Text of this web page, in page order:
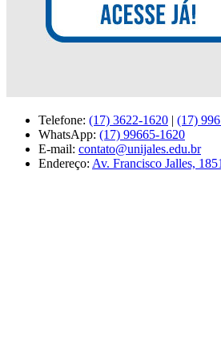
Telefone: (17) 3622-1620 | (17)
WhatsApp: (17) 99665-1620
E-mail: contato@unijales.edu.br
Endereço: Av. Francisco Jalles,